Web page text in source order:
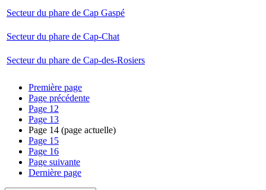
Secteur du phare de Cap Gaspé
Secteur du phare de Cap-Chat
Secteur du phare de Cap-des-Rosiers
Première page
Page précédente
Page 12
Page 13
Page 14 (page actuelle)
Page 15
Page 16
Page suivante
Dernière page